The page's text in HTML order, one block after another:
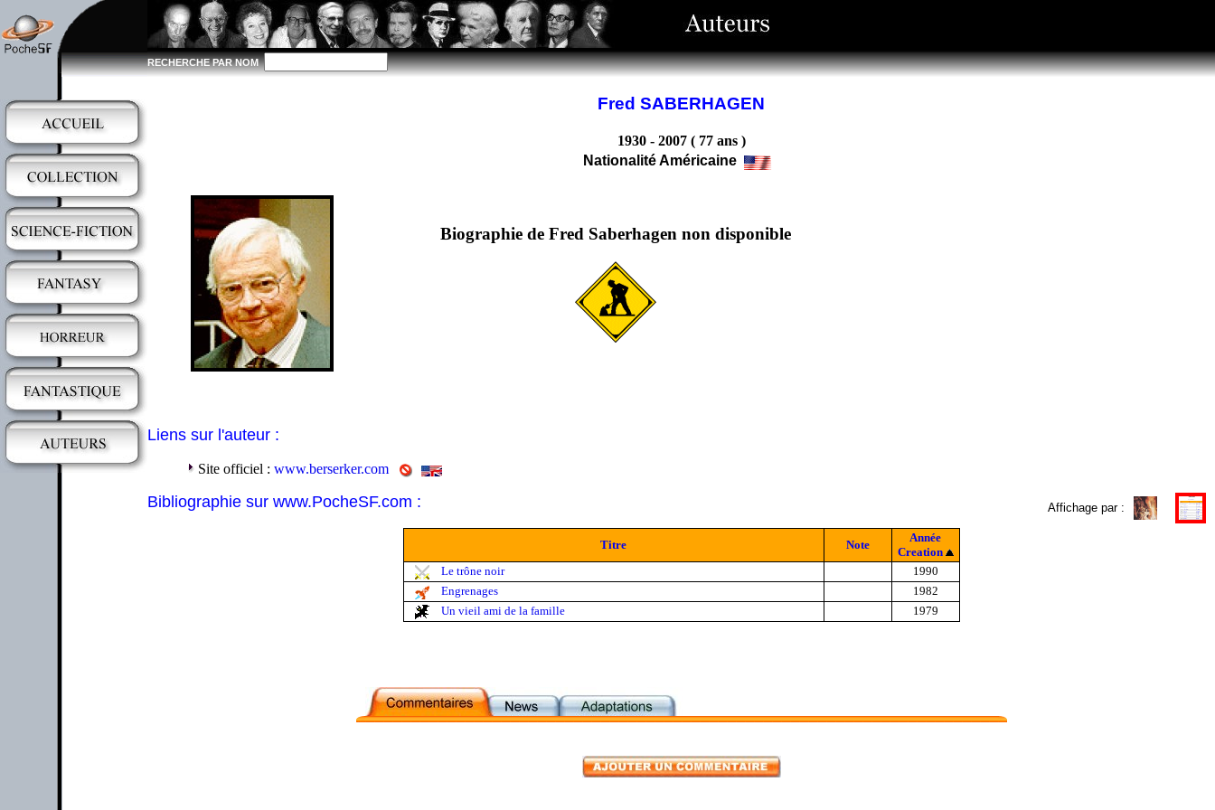
RECHERCHE PAR NOM
Fred SABERHAGEN
1930 - 2007 ( 77 ans )
Nationalité Américaine
Biographie de Fred Saberhagen non disponible
Liens sur l'auteur :
Site officiel : www.berserker.com
Bibliographie sur www.PocheSF.com : Affichage par :
Titre Note
Année
Creation
Le trône noir
1990
Engrenages
1982
Un vieil ami de la famille
1979